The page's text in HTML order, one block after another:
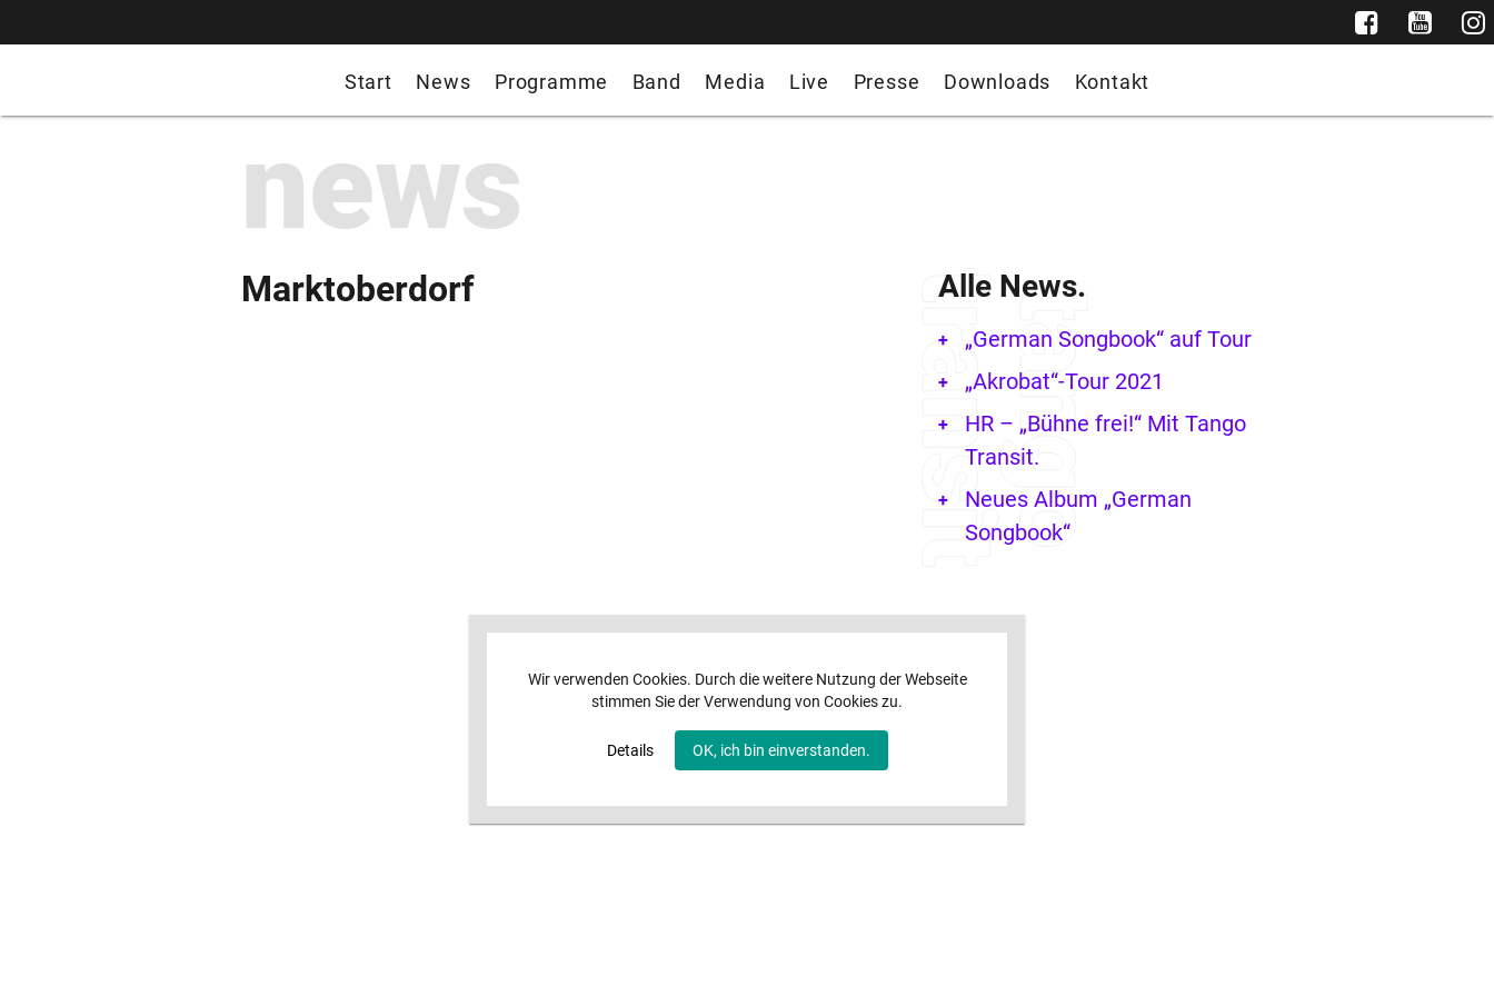
Start News Programme Band Media Live Presse Downloads Kontakt
Wir verwenden Cookies. Durch die weitere Nutzung der Webseite
stimmen Sie der Verwendung von Cookies zu.
Details OK, ich bin einverstanden.
news
Marktoberdorf Alle News.
„German Songbook“ auf Tour
„Akrobat“-Tour 2021
HR – „Bühne frei!“ Mit Tango
Transit.
Neues Album „German
Songbook“